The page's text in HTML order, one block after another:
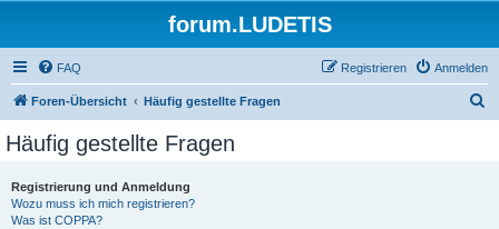
forum.LUDETIS
FAQ Anmelden
Registrieren
Foren-Übersicht Häufig gestellte Fragen
Häufig gestellte Fragen
Registrierung und Anmeldung
Wozu muss ich mich registrieren?
Was ist COPPA?